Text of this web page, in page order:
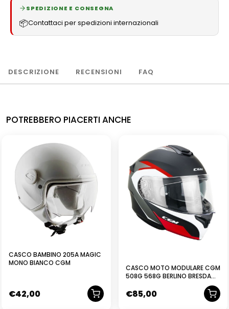
SPEDIZIONE E CONSEGNA
📦Contattaci per spedizioni internazionali
DESCRIZIONE RECENSIONI FAQ
POTREBBERO PIACERTI ANCHE
CASCO BAMBINO 205A MAGIC
MONO BIANCO CGM
€42,00
CASCO MOTO MODULARE CGM
508G 568G BERLINO BRESDA
€85,00